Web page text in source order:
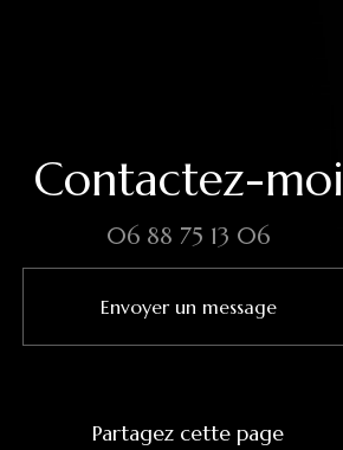
Contactez-moi
06 88 75 13 06
Envoyer un message
Partagez cette page